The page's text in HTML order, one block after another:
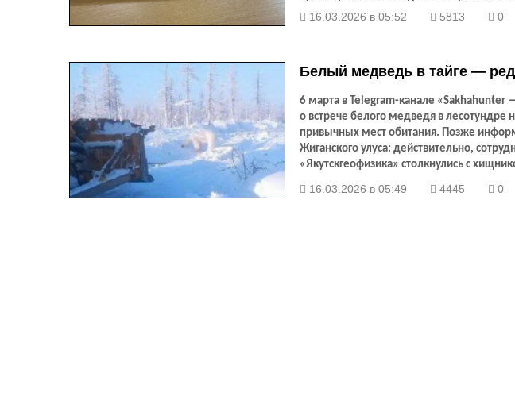
кто-то даже и за 9 минут.
16.03.2026 в 05:52 5813 0
Белый медведь в тайге —
6 марта в Telegram-канале «Sakhahunter
о встрече белого медведя в лесотундре
привычных мест обитания. Позже
Жиганского улуса: действительно,
«Якутскгеофизика» столкнулись с
этот материал) не зафиксировано.
16.03.2026 в 05:49 4445 0